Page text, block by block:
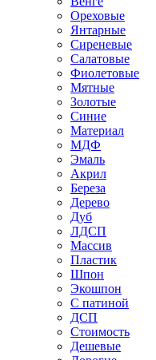
Ореховые
Янтарные
Сиреневые
Салатовые
Фиолетовые
Мятные
Золотые
Синие
Материал
МДФ
Эмаль
Акрил
Береза
Дерево
Дуб
ЛДСП
Массив
Пластик
Шпон
Экошпон
С патиной
ДСП
Стоимость
Дешевые